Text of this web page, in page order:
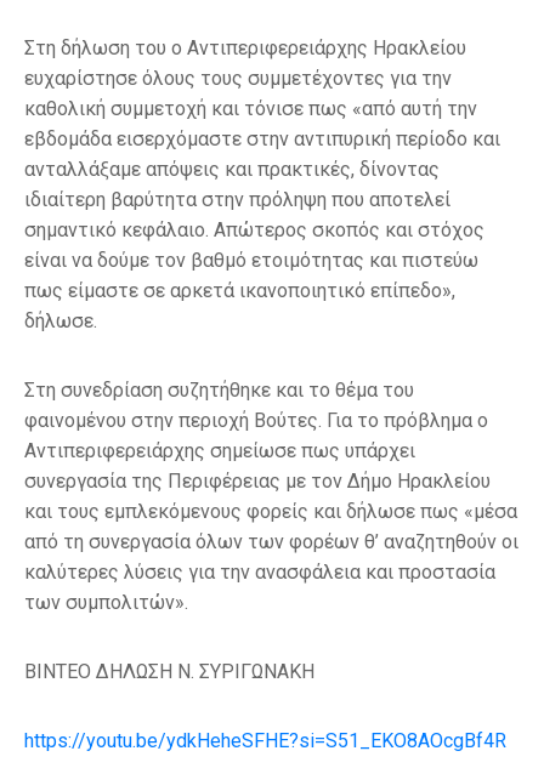
Στη δήλωση του ο Αντιπεριφερειάρχης Ηρακλείου
ευχαρίστησε όλους τους συμμετέχοντες για την
καθολική συμμετοχή και τόνισε πως «από αυτή την
εβδομάδα εισερχόμαστε στην αντιπυρική περίοδο και
ανταλλάξαμε απόψεις και πρακτικές, δίνοντας
ιδιαίτερη βαρύτητα στην πρόληψη που αποτελεί
σημαντικό κεφάλαιο. Απώτερος σκοπός και στόχος
είναι να δούμε τον βαθμό ετοιμότητας και πιστεύω
πως είμαστε σε αρκετά ικανοποιητικό επίπεδο»,
δήλωσε.
Στη συνεδρίαση συζητήθηκε και το θέμα του
φαινομένου στην περιοχή Βούτες. Για το πρόβλημα ο
Αντιπεριφερειάρχης σημείωσε πως υπάρχει
συνεργασία της Περιφέρειας με τον Δήμο Ηρακλείου
και τους εμπλεκόμενους φορείς και δήλωσε πως «μέσα
από τη συνεργασία όλων των φορέων θ’ αναζητηθούν οι
καλύτερες λύσεις για την ανασφάλεια και προστασία
των συμπολιτών».
ΒΙΝΤΕΟ ΔΗΛΩΣΗ Ν. ΣΥΡΙΓΩΝΑΚΗ
https://youtu.be/ydkHeheSFHE?si=S51_ EKO8AOcgBf4R